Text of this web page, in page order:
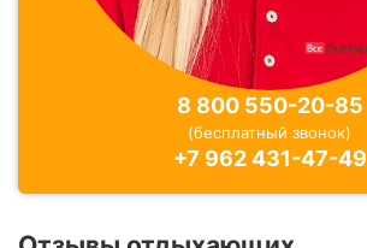
8 800 550-20-85
(бесплатный звонок)
+7 962 431-47-49